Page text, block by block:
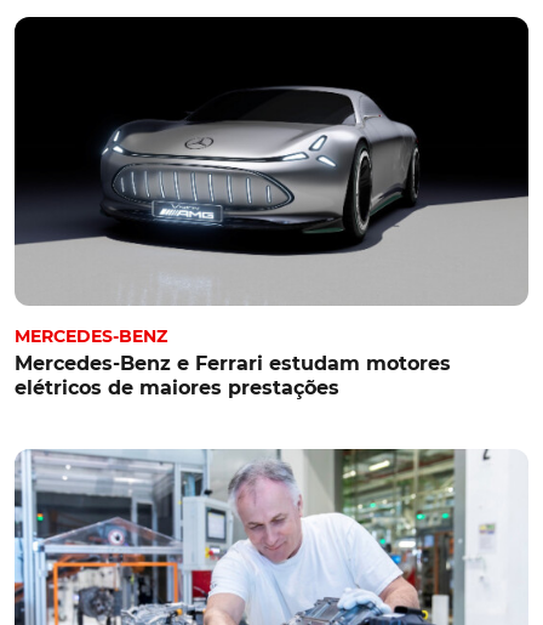
MERCEDES-BENZ
Mercedes-Benz e Ferrari estudam motores
elétricos de maiores prestações